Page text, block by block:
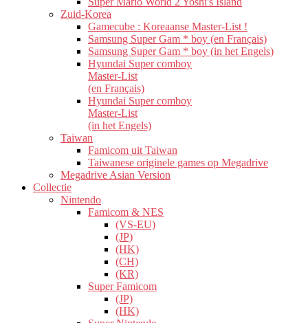
Zuid-Korea
Gamecube : Koreaanse Master-List !
Samsung Super Gam * boy (en Français)
Samsung Super Gam * boy (in het Engels)
Hyundai Super comboy
Master-List
(en Français)
Hyundai Super comboy
Master-List
(in het Engels)
Taiwan
Famicom uit Taiwan
Taiwanese originele games op Megadrive
Megadrive Asian Version
Collectie
Nintendo
Famicom & NES
(VS-EU)
(JP)
(HK)
(CH)
(KR)
Super Famicom
(JP)
(HK)